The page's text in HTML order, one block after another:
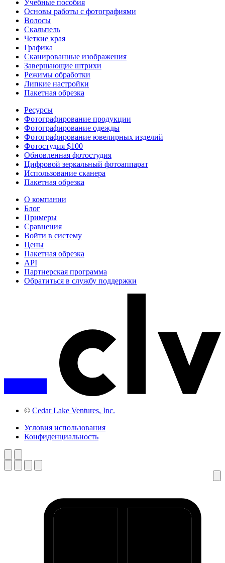
Учебные пособия
Основы работы с фотографиями
Волосы
Скальпель
Четкие края
Графика
Сканированные изображения
Завершающие штрихи
Режимы обработки
Липкие настройки
Пакетная обрезка
Ресурсы
Фотографирование продукции
Фотографирование одежды
Фотографирование ювелирных изделий
Фотостудия $100
Обновленная фотостудия
Цифровой зеркальный фотоаппарат
Использование сканера
Пакетная обрезка
О компании
Блог
Примеры
Сравнения
Войти в систему
Цены
Пакетная обрезка
API
Партнерская программа
Обратиться в службу поддержки
© Cedar Lake Ventures, Inc.
Условия использования
Конфиденциальность